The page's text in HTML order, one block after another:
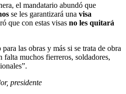
el mandatario abundó que
se les garantizará una visa
que con estas visas no les quitará
las obras y más si se trata de obra
falta muchos fierreros, soldadores,
presidente